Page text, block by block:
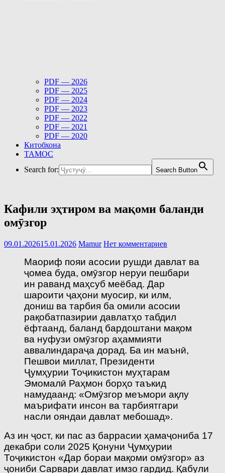
PDF — 2026
PDF — 2025
PDF — 2024
PDF — 2023
PDF — 2022
PDF — 2021
PDF — 2020
Китобхона
ТАМОС
Search for:
Search Button
Кафили эҳтиром ва мақоми баланди
омӯзгор
09.01.202615.01.2026 Mamur Нет комментариев
Маориф пояи асосии рушди давлат ва
ҷомеа буда, омӯзгор неруи пешбари
ин раванд маҳсуб меёбад. Дар
шароити ҷаҳони муосир, ки илм,
дониш ва тарбия ба омили асосии
рақобатпазирии давлатҳо табдил
ёфтаанд, баланд бардоштани мақом
ва нуфузи омӯзгор аҳаммияти
аввалиндараҷа дорад. Ба ин маънӣ,
Пешвои миллат, Президенти
Ҷумҳурии Тоҷикистон муҳтарам
Эмомалӣ Раҳмон борҳо таъкид
намудаанд: «Омӯзгор меъмори ақлу
маърифати инсон ва тарбиятгари
насли ояндаи давлат мебошад».
Аз ин ҷост, ки пас аз баррасии ҳамаҷониба 17
декабри соли 2025 Қонуни Ҷумҳурии
Тоҷикистон «Дар бораи мақоми омӯзгор» аз
ҷониби Сарвари давлат имзо гардид. Қабули